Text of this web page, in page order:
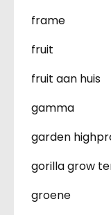
frame
fruit
fruit aan huis
gamma
garden
gorilla grow
groene